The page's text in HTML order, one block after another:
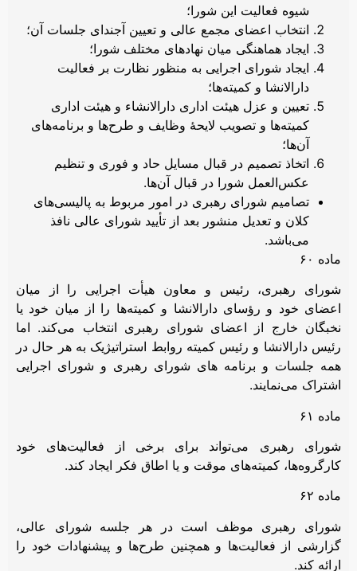
شیوه فعالیت این شورا؛
انتخاب اعضای مجمع عالی و تعیین آجندای جلسات آن؛
ایجاد هماهنگی میان نهادهای مختلف شورا؛
ایجاد شورای اجرایی به منظور نظارت بر فعالیت
دارالانشا و کمیته‌ها؛
تعیین و عزل هیئت اداری دارالانشاء و هیئت اداری
کمیته‌ها و تصویب لایحۀ وظایف و طرح‌ها و برنامه‌های
آن‌ها؛
اتخاذ تصمیم در قبال مسایل حاد و فوری و تنظیم
عکس‌العمل شورا در قبال آن‌ها.
تصامیم شورای رهبری در امور مربوط به پالیسی‌های
کلان و تعدیل منشور بعد از تأیید شورای عالی نافذ
می‌باشد.
ماده ۶۰
شورای رهبری، رئیس و معاون هیأت اجرایی را از میان
اعضای خود و رؤسای دارالانشا و کمیته‌ها را از میان خود یا
نخبگان خارج از اعضای شورای رهبری انتخاب می‌کند. اما
رئیس دارالانشا و رئیس کمیته روابط استراتیژیک به هر حال در
همه جلسات و برنامه های شورای رهبری و شورای اجرایی
اشتراک می‌نمایند.
ماده ۶۱
شورای رهبری می‌تواند برای برخی از فعالیت‌های خود
کارگروه‌ها، کمیته‌های موقت و یا اطاق فکر ایجاد کند.
ماده ۶۲
شورای رهبری موظف است در هر جلسه شورای عالی،
گزارشی از فعالیت‌ها و همچنین طرح‌ها و پیشنهادات خود را
ارائه کند.